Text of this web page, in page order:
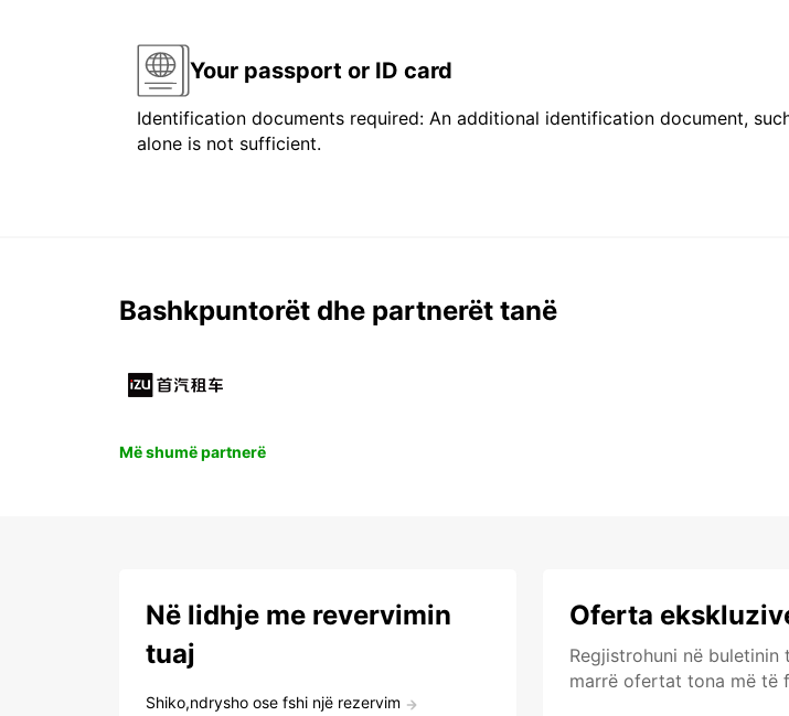
Your passport or ID card
Identification documents required: An additional identification document,
alone is not sufficient.
Bashkpuntorët dhe partnerët tanë
Më shumë partnerë
Në lidhje me revervimin
tuaj
Shiko,ndrysho ose fshi një rezervim
Oferta
Regjistrohuni në buletinin
marrë ofertat tona më të